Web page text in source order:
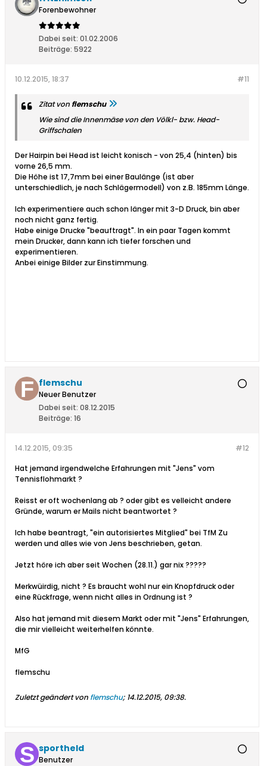
Forenbewohner
Dabei seit: 01.02.2006
Beiträge: 5922
#11
10.12.2015, 18:37
Zitat von flemschu
Wie sind die Innenmäse von den Völkl- bzw. Head-
Griffschalen
Der Hairpin bei Head ist leicht konisch - von 25,4 (hinten) bis
vorne 26,5 mm.
Die Höhe ist 17,7mm bei einer Baulänge (ist aber
unterschiedlich, je nach Schlägermodell) von z.B. 185mm Länge.
Ich experimentiere auch schon länger mit 3-D Druck, bin aber
noch nicht ganz fertig.
Habe einige Drucke "beauftragt". In ein paar Tagen kommt
mein Drucker, dann kann ich tiefer forschen und
experimentieren.
Anbei einige Bilder zur Einstimmung.
flemschu
Neuer Benutzer
Dabei seit: 08.12.2015
Beiträge: 16
#12
14.12.2015, 09:35
Hat jemand irgendwelche Erfahrungen mit "Jens" vom
Tennisflohmarkt ?
Reisst er oft wochenlang ab ? oder gibt es velleicht andere
Gründe, warum er Mails nicht beantwortet ?
Ich habe beantragt, "ein autorisiertes Mitglied" bei TfM Zu
werden und alles wie von Jens beschrieben, getan.
Jetzt höre ich aber seit Wochen (28.11.) gar nix ?????
Merkwüirdig, nicht ? Es braucht wohl nur ein Knopfdruck oder
eine Rückfrage, wenn nicht alles in Ordnung ist ?
Also hat jemand mit diesem Markt oder mit "Jens" Erfahrungen,
die mir vielleicht weiterhelfen könnte.
MfG
flemschu
Zuletzt geändert von flemschu; 14.12.2015, 09:38.
sportheld
Benutzer